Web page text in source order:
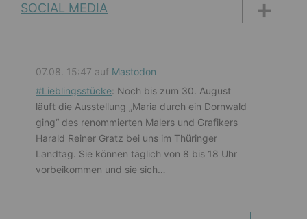
SOCIAL MEDIA
07.08. 15:47 auf Mastodon
#Lieblingsstücke: Noch bis zum 30. August
läuft die Ausstellung „Maria durch ein Dornwald
ging“ des renommierten Malers und Grafikers
Harald Reiner Gratz bei uns im Thüringer
Landtag. Sie können täglich von 8 bis 18 Uhr
vorbeikommen und sie sich…